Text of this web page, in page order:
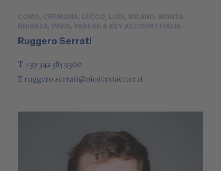
COMO, CREMONA, LECCO, LODI, MILANO, MONZA
BRIANZA, PAVIA, VARESE & KEY ACCOUNT ITALIA
Ruggero Serrati
T +39 342 385 9300
E ruggero.serrati@niederstaetter.it